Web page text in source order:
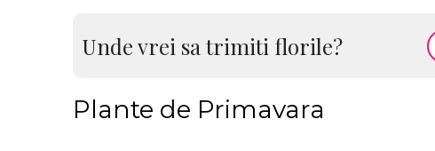
Unde vrei sa trimiti florile?
Plante de Primavara